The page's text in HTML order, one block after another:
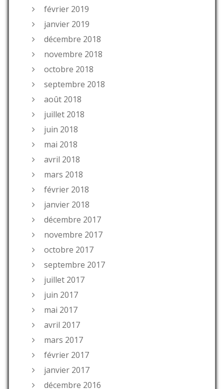
février 2019
janvier 2019
décembre 2018
novembre 2018
octobre 2018
septembre 2018
août 2018
juillet 2018
juin 2018
mai 2018
avril 2018
mars 2018
février 2018
janvier 2018
décembre 2017
novembre 2017
octobre 2017
septembre 2017
juillet 2017
juin 2017
mai 2017
avril 2017
mars 2017
février 2017
janvier 2017
décembre 2016